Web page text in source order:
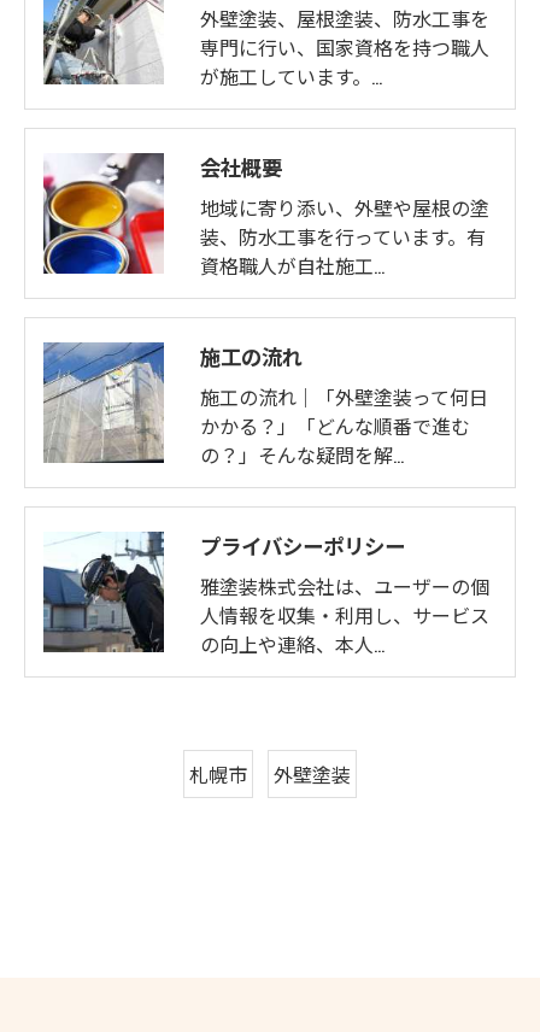
外壁塗装、屋根塗装、防水工事を
専門に行い、国家資格を持つ職人
が施工しています。…
会社概要
地域に寄り添い、外壁や屋根の塗
装、防水工事を行っています。有
資格職人が自社施工…
施工の流れ
施工の流れ｜「外壁塗装って何日
かかる？」「どんな順番で進む
の？」そんな疑問を解…
プライバシーポリシー
雅塗装株式会社は、ユーザーの個
人情報を収集・利用し、サービス
の向上や連絡、本人…
札幌市 外壁塗装